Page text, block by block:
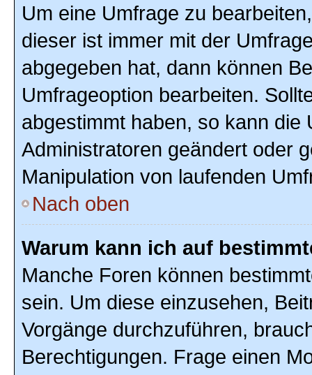
Um eine Umfrage zu
dieser ist immer mit der
abgegeben hat, dann können
Umfrageoption bearbeiten.
abgestimmt haben, so kann
Administratoren geändert oder
Manipulation von laufenden
Nach oben
Warum kann ich auf
Manche Foren können
sein. Um diese einzusehen,
Vorgänge durchzuführen,
Berechtigungen. Frage einen